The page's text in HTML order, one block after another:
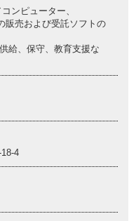
ンピューター、
販売および受託ソフトの
給、保守、教育支援な
4